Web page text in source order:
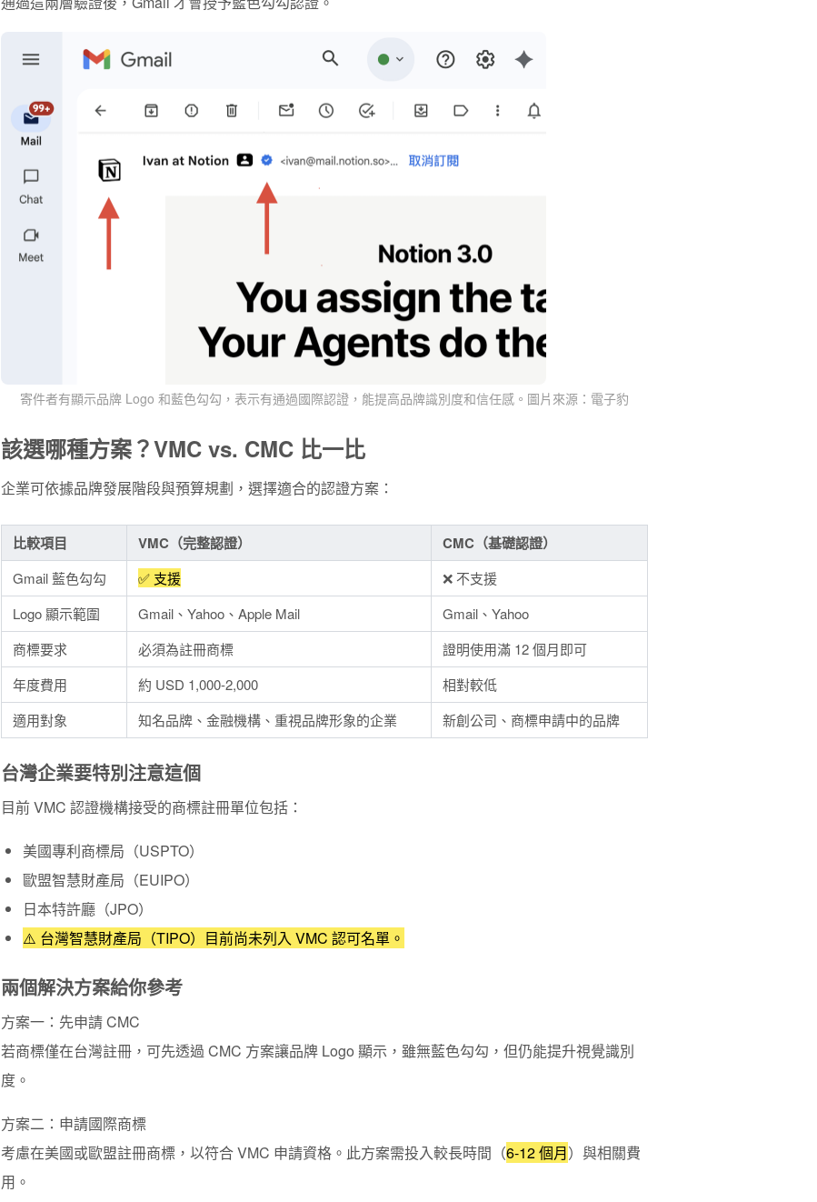
寄件者有顯示品牌 Logo 和藍色勾勾，表示有通過國際認證，能提高品牌識別度和信任感。圖片來源：電子豹
該選哪種方案？VMC vs. CMC 比一比
企業可依據品牌發展階段與預算規劃，選擇適合的認證方案：
比較項目 VMC（完整認證） CMC（基礎認證）
Gmail 藍色勾勾 ✅ 支援
❌ 不支援
Logo 顯示範圍
Gmail、Yahoo、Apple Mail
Gmail、Yahoo
商標要求
必須為註冊商標
證明使用滿 12 個月即可
年度費用
約 USD 1,000-2,000
相對較低
適用對象
知名品牌、金融機構、重視品牌形象的企業 新創公司、商標申請中的品牌
台灣企業要特別注意這個
目前 VMC 認證機構接受的商標註冊單位包括：
美國專利商標局（USPTO）
歐盟智慧財產局（EUIPO）
日本特許廳（JPO）
⚠️ 台灣智慧財產局（TIPO）目前尚未列入 VMC 認可名單。
兩個解決方案給你參考
方案一：先申請 CMC
若商標僅在台灣註冊，可先透過 CMC 方案讓品牌 Logo 顯示，雖無藍色勾勾，但仍能提升視覺識別
度。
方案二：申請國際商標
考慮在美國或歐盟註冊商標，以符合 VMC 申請資格。此方案需投入較長時間（6-12 個月）與相關費
用。